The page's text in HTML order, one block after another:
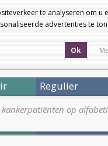
te analyseren om
advertenties te
Ok
Regulier
op